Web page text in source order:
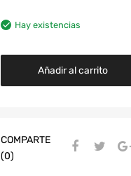
Hay existencias
Añadir al carrito
COMPARTE
(0)